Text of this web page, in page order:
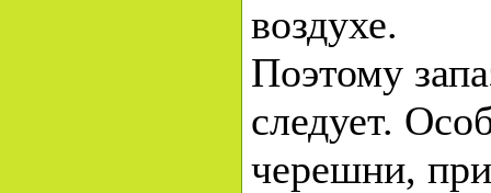
воздухе.
Поэтому
следует.
черешни,